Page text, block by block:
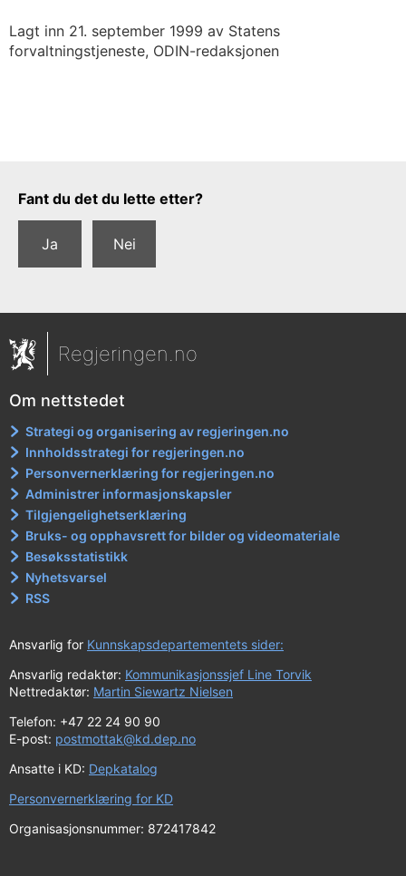
Lagt inn 21. september 1999 av Statens
forvaltningstjeneste, ODIN-redaksjonen
Tilbakemeldingsskjema
Fant du det du lette etter?
Ja Nei
Regjeringen.no
Om nettstedet
Strategi og organisering av regjeringen.no
Innholdsstrategi for regjeringen.no
Personvernerklæring for regjeringen.no
Administrer informasjonskapsler
Tilgjengelighetserklæring
Bruks- og opphavsrett for bilder og videomateriale
Besøksstatistikk
Nyhetsvarsel
RSS
Ansvarlig for Kunnskapsdepartementets sider:
Ansvarlig redaktør: Kommunikasjonssjef Line Torvik
Nettredaktør: Martin Siewartz Nielsen
Telefon: +47 22 24 90 90
E-post: postmottak@kd.dep.no
Ansatte i KD: Depkatalog
Personvernerklæring for KD
Organisasjonsnummer: 872417842